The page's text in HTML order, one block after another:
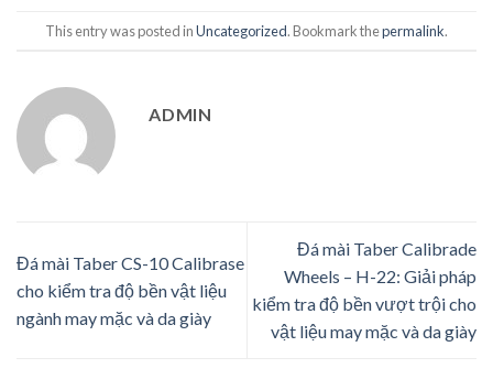
This entry was posted inUncategorized. Bookmark thepermalink.
ADMIN
Đá mài Taber CS-10 Calibrase
cho kiểm tra độ bền vật liệu
ngành may mặc và da giày
Đá mài Taber Calibrade
Wheels – H-22: Giải pháp
kiểm tra độ bền vượt trội cho
vật liệu may mặc và da giày